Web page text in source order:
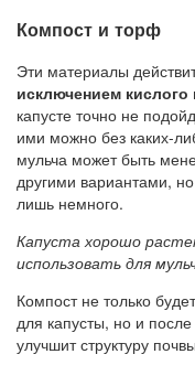
Компост и торф
Эти материалы
исключением
капусте точно не
ими можно без каких-
мульча может быть
другими вариантами,
лишь немного.
Капуста хорошо
использовать для
Компост не только
для капусты, но и
улучшит структуру